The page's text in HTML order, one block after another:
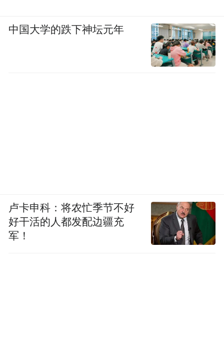
中国大学的跌下神坛元年
卢卡申科：将农忙季节不好
好干活的人都发配边疆充
军！